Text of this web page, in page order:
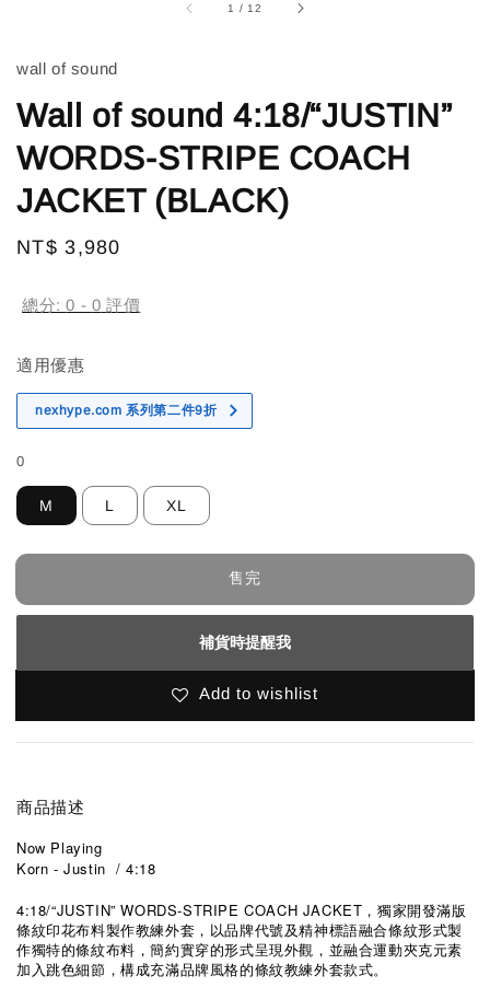
1 / 12
wall of sound
Wall of sound 4:18/“JUSTIN”
WORDS-STRIPE COACH
JACKET (BLACK)
Regular
NT$ 3,980
總分:0 - 0 評價
適用優惠
nexhype.com 系列第二件9折
0
M L XL
售完
補貨時提醒我
Add to wishlist
商品描述
Now Playing
Korn - Justin / 4:18
4:18/“JUSTIN” WORDS-STRIPE COACH JACKET ，獨家開發滿版
條紋印花布料製作教練外套，以品牌代號及精神標語融合條紋形式製
作獨特的條紋布料，簡約實穿的形式呈現外觀，並融合運動夾克元素
加入跳色細節，構成充滿品牌風格的條紋教練外套款式。